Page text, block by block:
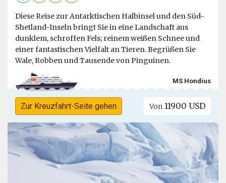
Diese Reise zur Antarktischen Halbinsel und den Süd-
Shetland-Inseln bringt Sie in eine Landschaft aus
dunklem, schroffen Fels; reinem weißen Schnee und
einer fantastischen Vielfalt an Tieren. Begrüßen Sie
Wale, Robben und Tausende von Pinguinen.
MS Hondius
Zur Kreuzfahrt-Seite gehen Von 11900 USD